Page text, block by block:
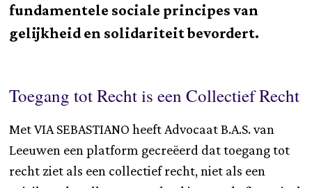
fundamentele sociale principes van
gelijkheid en solidariteit bevordert.
Toegang tot Recht is een Collectief Recht
Met VIA SEBASTIANO heeft Advocaat B.A.S. van
Leeuwen een platform gecreëerd dat toegang tot
recht ziet als een collectief recht, niet als een